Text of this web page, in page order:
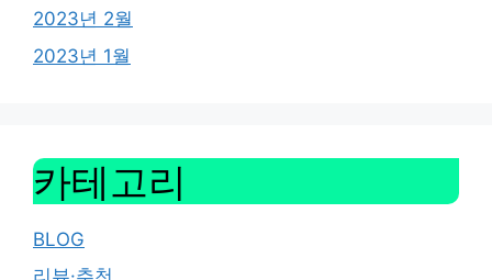
2023년 2월
2023년 1월
카테고리
BLOG
리뷰·추천